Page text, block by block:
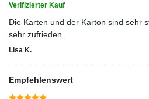
Verifizierter Kauf
Die Karten und der Karton sind sehr
sehr zufrieden.
Lisa K.
Empfehlenswert